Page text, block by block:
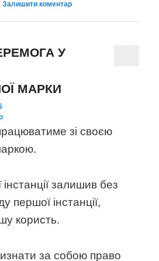
|Залишити коментар
У
МАРКИ
зі своєю
залишив без
першої інстанції,
користь.
за собою право